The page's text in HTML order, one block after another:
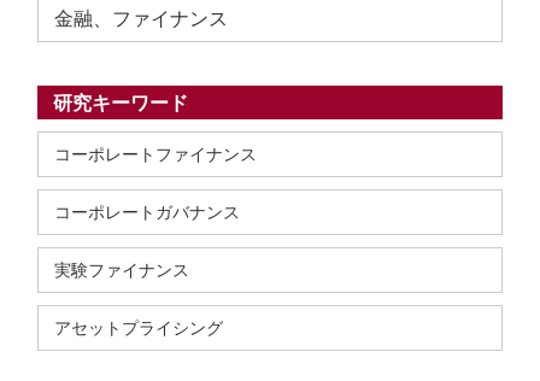
金融、ファイナンス
研究キーワード
コーポレートファイナンス
コーポレートガバナンス
実験ファイナンス
アセットプライシング